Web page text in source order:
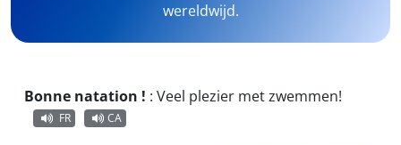
wereldwijd.
Bonne natation ! : Veel plezier met zwemmen!
FR CA